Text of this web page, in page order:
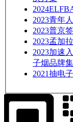
2024
2023青年
2023普京
2023孟加
2023加速
子烟品牌
2021抽电